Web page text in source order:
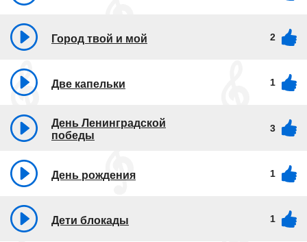
Город твой и мой 2
Две капельки 1
День Ленинградской
победы
3
День рождения 1
Дети блокады 1